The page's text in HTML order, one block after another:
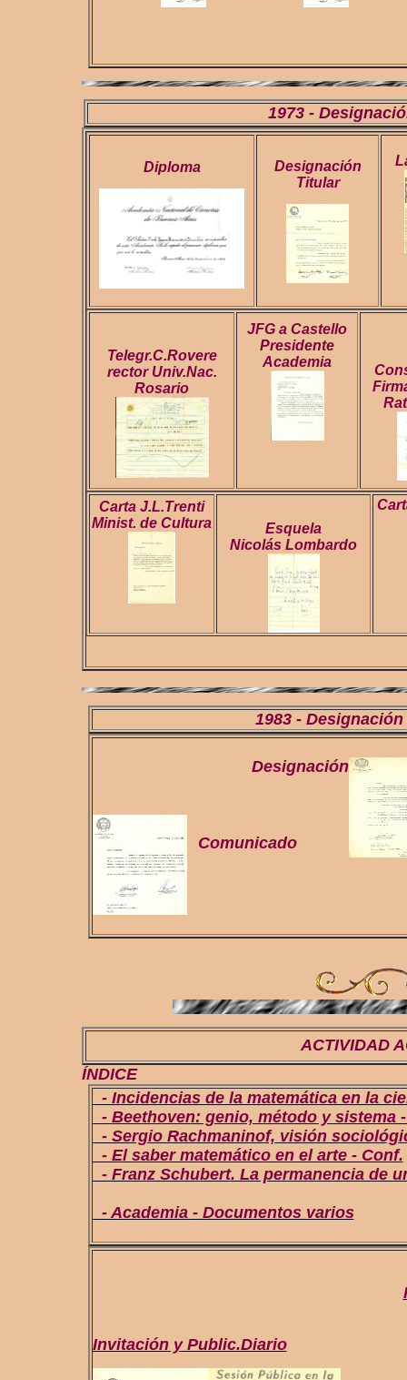
1973 -
Diploma
Designación
Titular
Telegr.C.Rovere
rector Univ.Nac.
Rosario
JFG a Castello
Presidente
Academia
Carta J.L.Trenti
Minist. de Cultura
Esquela
Nicolás Lombardo
1983 -
Designación
Comunicado
ACTIVIDAD
ÍNDICE
- Incidencias de la matemática en la
- Beethoven: genio, método y sistema
- Sergio Rachmaninof, visión
- El saber matemático en el arte - Conf.
- Franz Schubert. La permanencia de
- Academia - Documentos varios
Invitación y Public.Diario